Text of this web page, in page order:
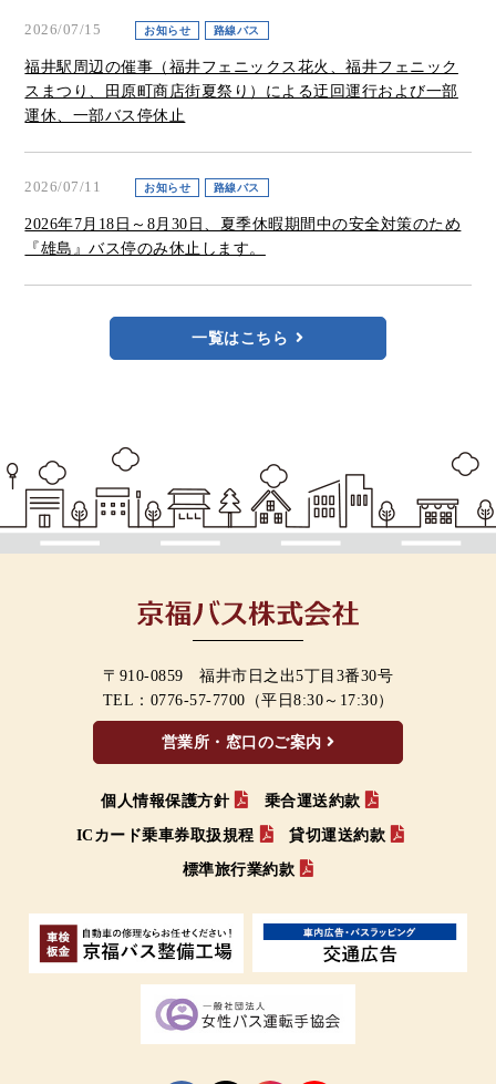
2026/07/15 お知らせ 路線バス
福井駅周辺の催事（福井フェニックス花火、福井フェニック
スまつり、田原町商店街夏祭り）による迂回運行および一部
運休、一部バス停休止
2026/07/11 お知らせ 路線バス
2026年7月18日～8月30日、夏季休暇期間中の安全対策のため
『雄島』バス停のみ休止します。
一覧はこちら
〒910-0859 福井市日之出5丁目3番30号
TEL： 0776-57-7700 （平日8:30～17:30）
営業所・窓口のご案内
個人情報保護方針 乗合運送約款
ICカード乗車券取扱規程 貸切運送約款
標準旅行業約款